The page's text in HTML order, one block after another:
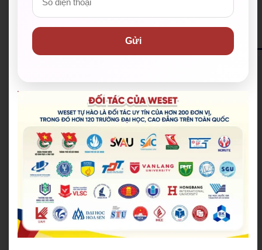
ĐĂNG KÝ NHẬN HỌC BỔNG
Chuyên gia luyện thi IELTS trình độ cao
999+
Phiên bản giáo trình cá nhân hoá
Gửi